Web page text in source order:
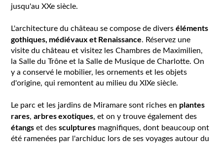
jusqu'au XXe siècle.
L'architecture du château se compose de diverséléments
gothiques, médiévaux et Renaissance. Réservez une
visite du château et visitez les Chambres de Maximilien,
la Salle du Trône et la Salle de Musique de Charlotte. On
y a conservé le mobilier, les ornements et les objets
d'origine, qui remontent au milieu du XIXe siècle.
Le parc et les jardins de Miramare sont riches en plantes
rares,arbres exotiques, et on y trouve également des
étangs et dessculptures magnifiques, dont beaucoup ont
été ramenées par l'archiduc lors de ses voyages autour du